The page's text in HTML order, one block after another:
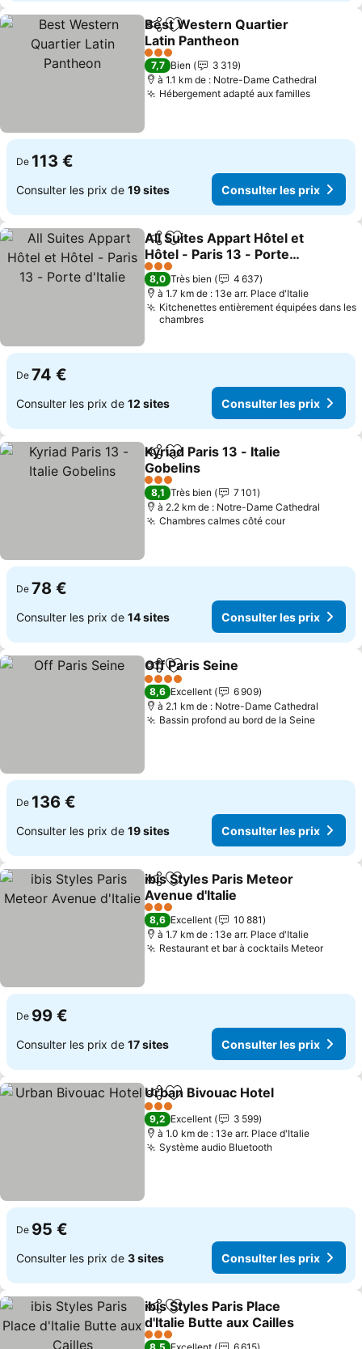
PartagerAjouter à mes favoris
Best Western Quartier
Latin Pantheon
3 Étoiles
7,7 Bien
3 319
à 1.1 km de : Notre-Dame Cathedral
Hébergement adapté aux familles
De 113 €
Consulter les prix de 19 sites Consulter les prix
PartagerAjouter à mes favoris
All Suites Appart Hôtel et
Hôtel - Paris 13 - Porte
d'Italie
3 Étoiles
8,0 Très bien
4 637
à 1.7 km de : 13e arr. Place d'Italie
Kitchenettes entièrement équipées dans les
chambres
De 74 €
Consulter les prix de 12 sites Consulter les prix
PartagerAjouter à mes favoris
Kyriad Paris 13 - Italie
Gobelins
3 Étoiles
8,1 Très bien
7 101
à 2.2 km de : Notre-Dame Cathedral
Chambres calmes côté cour
De 78 €
Consulter les prix de 14 sites Consulter les prix
PartagerAjouter à mes favoris
Off Paris Seine
4 Étoiles
8,6 Excellent
6 909
à 2.1 km de : Notre-Dame Cathedral
Bassin profond au bord de la Seine
De 136 €
Consulter les prix de 19 sites Consulter les prix
PartagerAjouter à mes favoris
ibis Styles Paris Meteor
Avenue d'Italie
3 Étoiles
8,6 Excellent
10 881
à 1.7 km de : 13e arr. Place d'Italie
Restaurant et bar à cocktails Meteor
De 99 €
Consulter les prix de 17 sites Consulter les prix
PartagerAjouter à mes favoris
Urban Bivouac Hotel
3 Étoiles
9,2 Excellent
3 599
à 1.0 km de : 13e arr. Place d'Italie
Système audio Bluetooth
De 95 €
Consulter les prix de 3 sites Consulter les prix
PartagerAjouter à mes favoris
ibis Styles Paris Place
d'Italie Butte aux Cailles
3 Étoiles